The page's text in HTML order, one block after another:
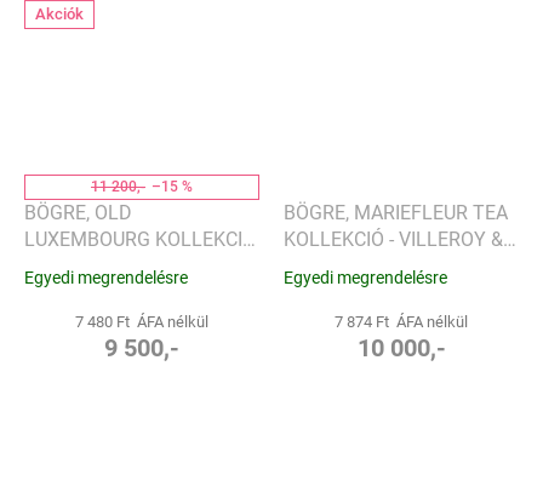
Akciók
11 200,- –15 %
BÖGRE, OLD
LUXEMBOURG KOLLEKCIÓ
- VILLEROY & BOCH
Egyedi megrendelésre
7 480 Ft ÁFA nélkül
9 500,-
BÖGRE, MARIEFLEUR TEA
KOLLEKCIÓ - VILLEROY &
BOCH
Egyedi megrendelésre
7 874 Ft ÁFA nélkül
10 000,-